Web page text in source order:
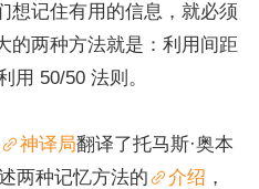
想记住有用的信息，就必须
的两种方法就是：利用间距
用 50/50 法则。
神译局翻译了托马斯·奥本
两种记忆方法的
介绍 ，